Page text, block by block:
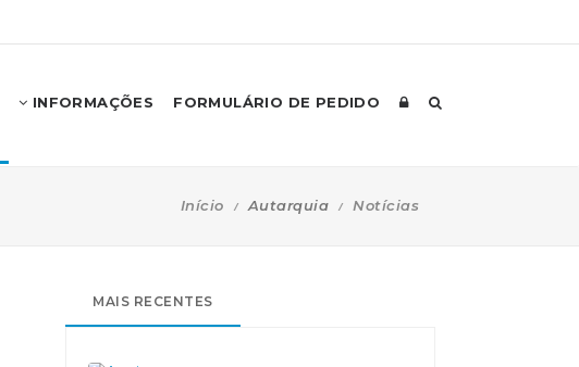
INFORMAÇÕES FORMULÁRIO DE PEDIDO
Início Autarquia Notícias
MAIS RECENTES